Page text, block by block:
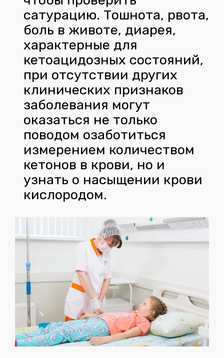
сатурацию. Тошнота, рвота,
боль в животе, диарея,
характерные для
кетоацидозных состояний,
при отсутствии других
клинических признаков
заболевания могут
оказаться не только
поводом озаботиться
измерением количеством
кетонов в крови, но и
узнать о насыщении крови
кислородом.